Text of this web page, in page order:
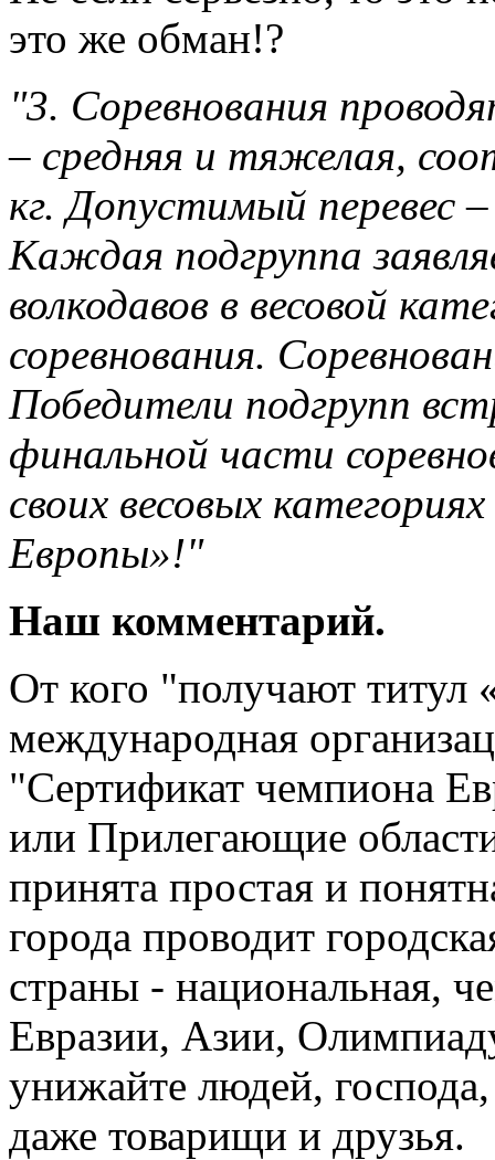
это же обман!?
"3. Соревнования
– средняя и тяжелая,
кг. Допустимый перевес
Каждая подгруппа
волкодавов в весовой
соревнования.
Победители подгрупп
финальной части
своих весовых
Европы»!"
Наш комментарий.
От кого "получают титул
международная
"Сертификат чемпиона
или Прилегающие
принята простая и
города проводит
страны - национальная,
Евразии, Азии,
унижайте людей,
даже товарищи и друзья.